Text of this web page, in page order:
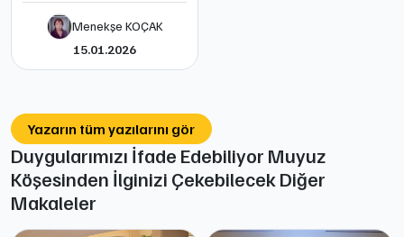
Menekşe KOÇAK
15.01.2026
Yazarın tüm yazılarını gör
Duygularımızı İfade Edebiliyor Muyuz
Köşesinden İlginizi Çekebilecek Diğer
Makaleler